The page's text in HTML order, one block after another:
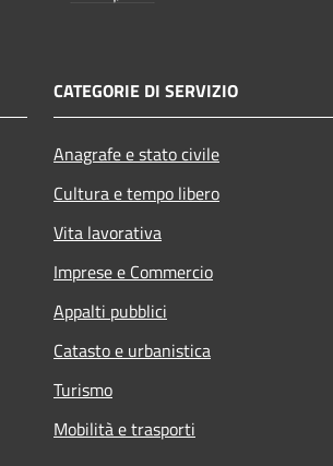
CATEGORIE DI SERVIZIO
Anagrafe e stato civile
Cultura e tempo libero
Vita lavorativa
Imprese e Commercio
Appalti pubblici
Catasto e urbanistica
Turismo
Mobilità e trasporti